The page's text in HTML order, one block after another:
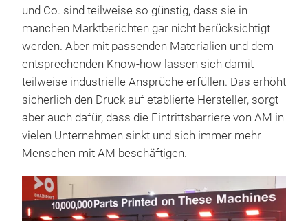
und Co. sind teilweise so günstig, dass sie in
manchen Marktberichten gar nicht berücksichtigt
werden. Aber mit passenden Materialien und dem
entsprechenden Know-how lassen sich damit
teilweise industrielle Ansprüche erfüllen. Das erhöht
sicherlich den Druck auf etablierte Hersteller, sorgt
aber auch dafür, dass die Eintrittsbarriere von AM in
vielen Unternehmen sinkt und sich immer mehr
Menschen mit AM beschäftigen.